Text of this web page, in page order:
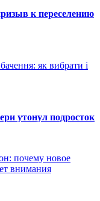
к переселению
як вибрати і
утонул подросток
почему новое
внимания